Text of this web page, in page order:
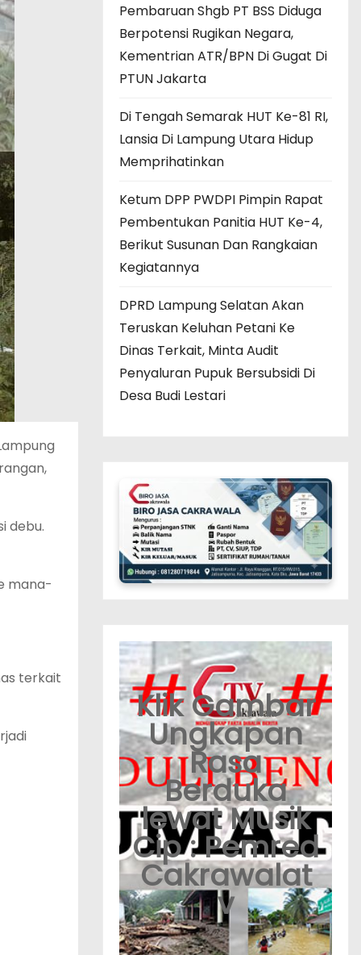
debu.
mana-
terkait
Pembaruan Shgb PT BSS Diduga
Berpotensi Rugikan Negara,
Kementrian ATR/BPN Di Gugat Di
PTUN Jakarta
Di Tengah Semarak HUT Ke-81 RI,
Lansia Di Lampung Utara Hidup
Memprihatinkan
Ketum DPP PWDPI Pimpin Rapat
Pembentukan Panitia HUT Ke-4,
Berikut Susunan Dan Rangkaian
Kegiatannya
DPRD Lampung Selatan Akan
Teruskan Keluhan Petani Ke
Dinas Terkait, Minta Audit
Penyaluran Pupuk Bersubsidi Di
Desa Budi Lestari
Klik Gambar
Ungkapan
Rasa
Berduka
lewat Musik
Cip : Pemred
Cakrawalat
v